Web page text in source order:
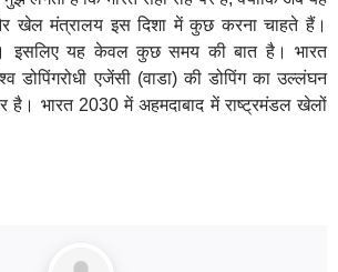
खेल मंत्रालय इस दिशा में कुछ करना चाहते हैं।
इसलिए यह केवल कुछ समय की बात है। भारत
डोपिंगरोधी एजेंसी (वाडा) की डोपिंग का उल्लंघन
है। भारत 2030 में अहमदाबाद में राष्ट्रमंडल खेलों